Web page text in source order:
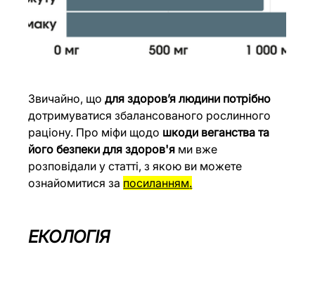
Звичайно, що для здоров’я людини потрібно
дотримуватися збалансованого рослинного
раціону. Про міфи щодо шкоди веганства та
його безпеки для здоров'я ми вже
розповідали у статті, з якою ви можете
ознайомитися за посиланням.
ЕКОЛОГІЯ